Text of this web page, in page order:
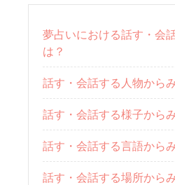
夢占いにおける話す・会
は？
話す・会話する人物から
話す・会話する様子から
話す・会話する言語から
話す・会話する場所から